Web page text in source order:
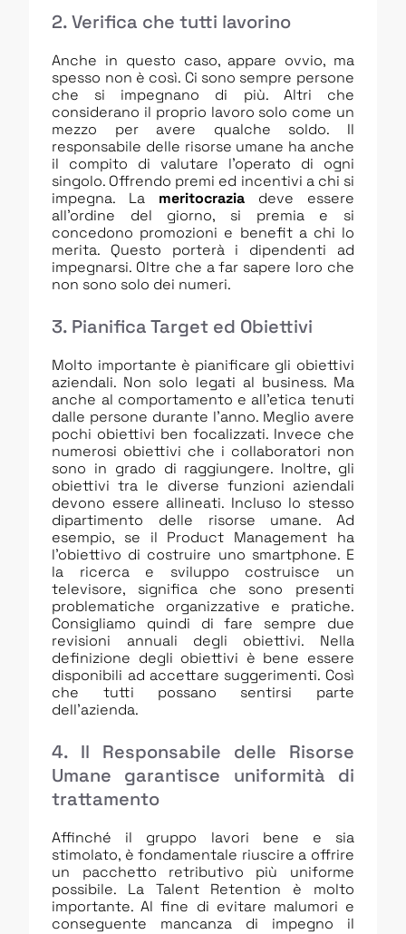
2. Verifica che tutti lavorino
Anche in questo caso, appare ovvio, ma
spesso non è così. Ci sono sempre persone
che si impegnano di più. Altri che
considerano il proprio lavoro solo come un
mezzo per avere qualche soldo. Il
responsabile delle risorse umane ha anche
il compito di valutare l’operato di ogni
singolo. Offrendo premi ed incentivi a chi si
impegna. La meritocrazia deve essere
all’ordine del giorno, si premia e si
concedono promozioni e benefit a chi lo
merita. Questo porterà i dipendenti ad
impegnarsi. Oltre che a far sapere loro che
non sono solo dei numeri.
3. Pianifica Target ed Obiettivi
Molto importante è pianificare gli obiettivi
aziendali. Non solo legati al business. Ma
anche al comportamento e all’etica tenuti
dalle persone durante l’anno. Meglio avere
pochi obiettivi ben focalizzati. Invece che
numerosi obiettivi che i collaboratori non
sono in grado di raggiungere. Inoltre, gli
obiettivi tra le diverse funzioni aziendali
devono essere allineati. Incluso lo stesso
dipartimento delle risorse umane. Ad
esempio, se il Product Management ha
l’obiettivo di costruire uno smartphone. E
la ricerca e sviluppo costruisce un
televisore, significa che sono presenti
problematiche organizzative e pratiche.
Consigliamo quindi di fare sempre due
revisioni annuali degli obiettivi. Nella
definizione degli obiettivi è bene essere
disponibili ad accettare suggerimenti. Così
che tutti possano sentirsi parte
dell’azienda.
4. Il Responsabile delle Risorse
Umane garantisce uniformità di
trattamento
Affinché il gruppo lavori bene e sia
stimolato, è fondamentale riuscire a offrire
un pacchetto retributivo più uniforme
possibile. La Talent Retention è molto
importante. Al fine di evitare malumori e
conseguente mancanza di impegno il